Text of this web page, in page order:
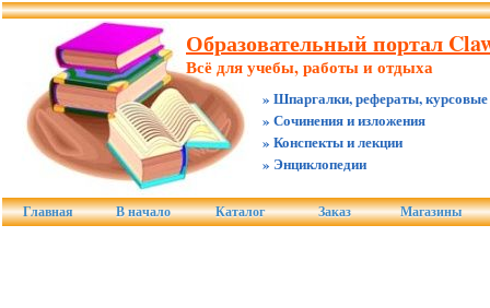
Образовательный портал
Всё для учебы, работы и отдыха
» Шпаргалки, рефераты, курсовые
» Сочинения и изложения
» Конспекты и лекции
» Энциклопедии
Главная В начало Каталог Заказ Магазины